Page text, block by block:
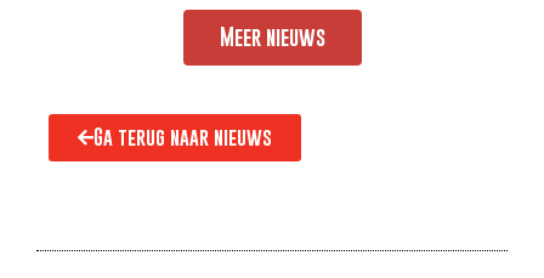
Meer nieuws
Ga terug naar nieuws